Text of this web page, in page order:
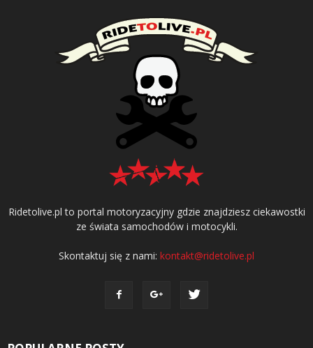
Ridetolive.pl to portal motoryzacyjny gdzie znajdziesz ciekawostki
ze świata samochodów i motocykli.
Skontaktuj się z nami: kontakt@ridetolive.pl